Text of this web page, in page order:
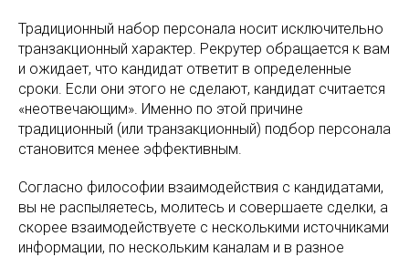
Традиционный набор персонала носит исключительно
транзакционный характер. Рекрутер обращается к вам
и ожидает, что кандидат ответит в определенные
сроки. Если они этого не сделают, кандидат считается
«неотвечающим». Именно по этой причине
традиционный (или транзакционный) подбор персонала
становится менее эффективным.
Согласно философии взаимодействия с кандидатами,
вы не распыляетесь, молитесь и совершаете сделки, а
скорее взаимодействуете с несколькими источниками
информации, по нескольким каналам и в разное